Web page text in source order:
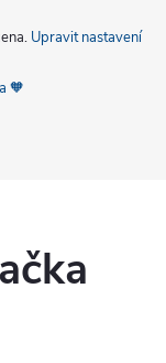
Upravit nastavení
🧡